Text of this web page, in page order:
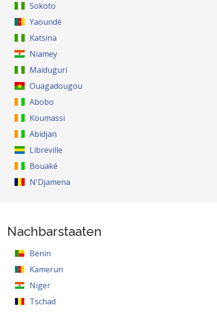
Sokoto
Yaoundé
Katsina
Niamey
Maiduguri
Ouagadougou
Abobo
Koumassi
Abidjan
Libreville
Bouaké
N'Djamena
Nachbarstaaten
Benin
Kamerun
Niger
Tschad